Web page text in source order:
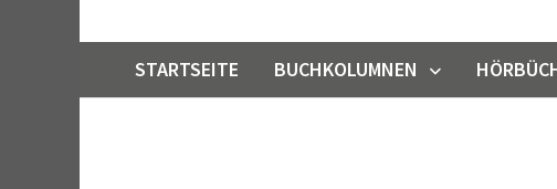
STARTSEITE BUCHKOLUMNEN